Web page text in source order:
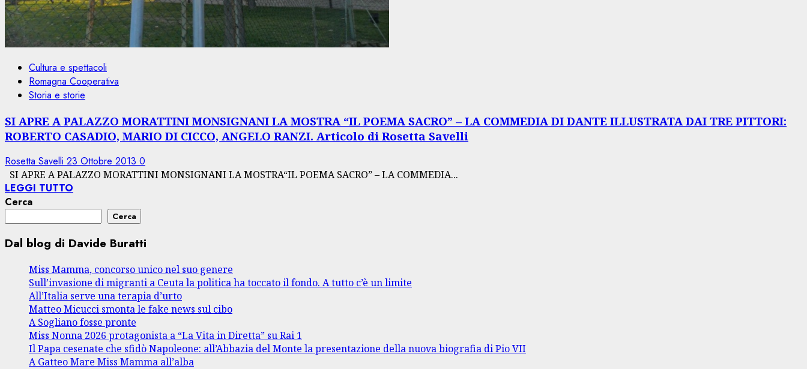
Cultura e spettacoli
Romagna Cooperativa
Storia e storie
SI APRE A PALAZZO MORATTINI MONSIGNANI LA MOSTRA “IL POEMA SACRO” – LA COMMEDIA DI DANTE ILLUSTRATA DAI TRE PITTORI:
ROBERTO CASADIO, MARIO DI CICCO, ANGELO RANZI. Articolo di Rosetta Savelli
Rosetta Savelli 23 Ottobre 2013 0
SI APRE A PALAZZO MORATTINI MONSIGNANI LA MOSTRA“IL POEMA SACRO” – LA COMMEDIA...
LEGGI TUTTO
Cerca
Cerca
Dal blog di Davide Buratti
Miss Mamma, concorso unico nel suo genere
Sull’invasione di migranti a Ceuta la politica ha toccato il fondo. A tutto c’è un limite
All’Italia serve una terapia d’urto
Matteo Micucci smonta le fake news sul cibo
A Sogliano fosse pronte
Miss Nonna 2026 protagonista a “La Vita in Diretta” su Rai 1
Il Papa cesenate che sfidò Napoleone: all’Abbazia del Monte la presentazione della nuova biografia di Pio VII
A Gatteo Mare Miss Mamma all’alba